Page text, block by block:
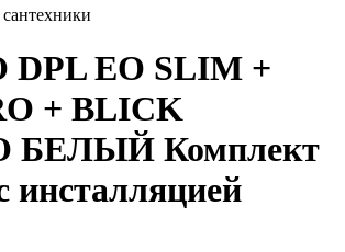
DPL EO SLIM +
+ BLICK
БЕЛЫЙ Комплект
инсталляцией